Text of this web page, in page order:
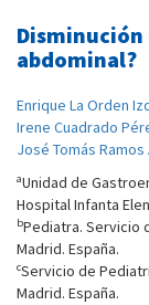
Disminución
abdominal?
Enrique La Orden
Irene Cuadrado
José Tomás
aUnidad de
Hospital Infanta
bPediatra. Servicio
Madrid. España.
cServicio de
Madrid. España.